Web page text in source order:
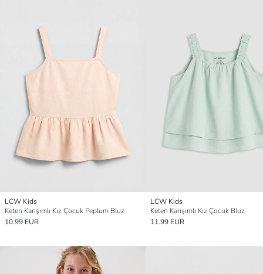
LCW Kids
Keten Karışımlı Kız Çocuk Peplum Bluz
10.99 EUR
LCW Kids
Keten Karışımlı Kız Çocuk Bluz
11.99 EUR